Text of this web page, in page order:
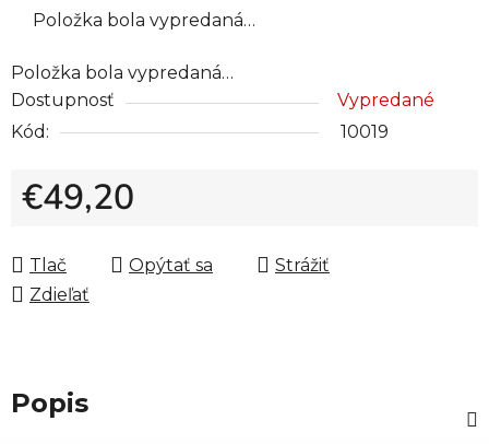
Položka bola vypredaná…
Položka bola vypredaná…
Dostupnosť
Vypredané
Kód:
10019
€49,20
Tlač
Opýtať sa
Strážiť
Zdieľať
Popis